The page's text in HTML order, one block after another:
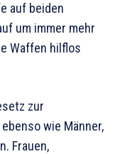
auf beiden
um immer mehr
Waffen hilflos
zur
wie Männer,
Frauen,